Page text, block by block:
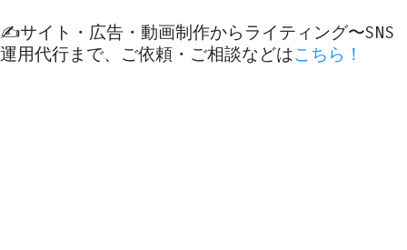
✍️サイト・広告・動画制作からライティング〜SNS
運用代行まで、ご依頼・ご相談などはこちら！